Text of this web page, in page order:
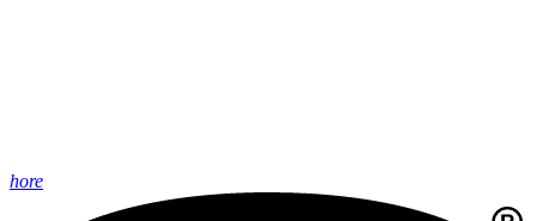
hore